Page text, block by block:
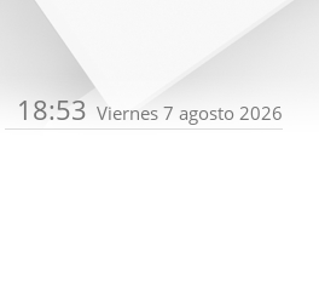
18:53 Viernes 7 agosto 2026